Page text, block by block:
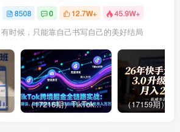
8508 0 12.7W+ 45.9W+
有时候，只能靠自己书写自己的美好结局
拼多多特训营高阶班，独家玩法赋能，突破运营天花板（更新26年1月） （17216期）TikTok跨境掘金全链路实战：从算法、选品到团队管理，打通闭环，实现稳定月入万刀